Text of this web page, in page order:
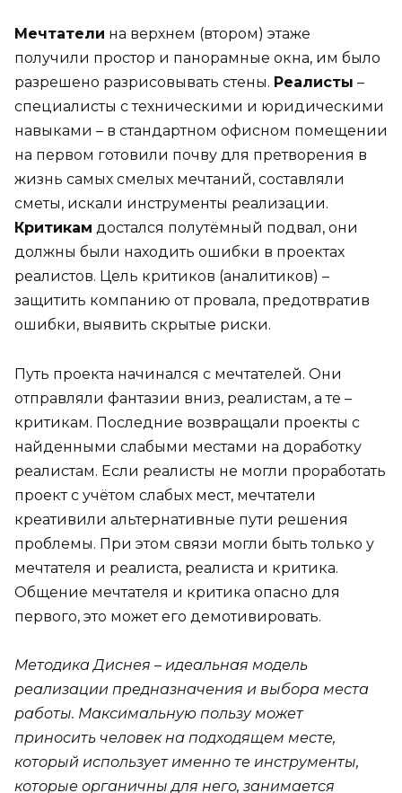
Мечтатели на верхнем (втором) этаже
получили простор и панорамные окна, им было
разрешено разрисовывать стены. Реалисты –
специалисты с техническими и юридическими
навыками – в стандартном офисном помещении
на первом готовили почву для претворения в
жизнь самых смелых мечтаний, составляли
сметы, искали инструменты реализации.
Критикам достался полутёмный подвал, они
должны были находить ошибки в проектах
реалистов. Цель критиков (аналитиков) –
защитить компанию от провала, предотвратив
ошибки, выявить скрытые риски.
Путь проекта начинался с мечтателей. Они
отправляли фантазии вниз, реалистам, а те –
критикам. Последние возвращали проекты с
найденными слабыми местами на доработку
реалистам. Если реалисты не могли проработать
проект с учётом слабых мест, мечтатели
креативили альтернативные пути решения
проблемы. При этом связи могли быть только у
мечтателя и реалиста, реалиста и критика.
Общение мечтателя и критика опасно для
первого, это может его демотивировать.
Методика Диснея – идеальная модель
реализации предназначения и выбора места
работы. Максимальную пользу может
приносить человек на подходящем месте,
который использует именно те инструменты,
которые органичны для него, занимается